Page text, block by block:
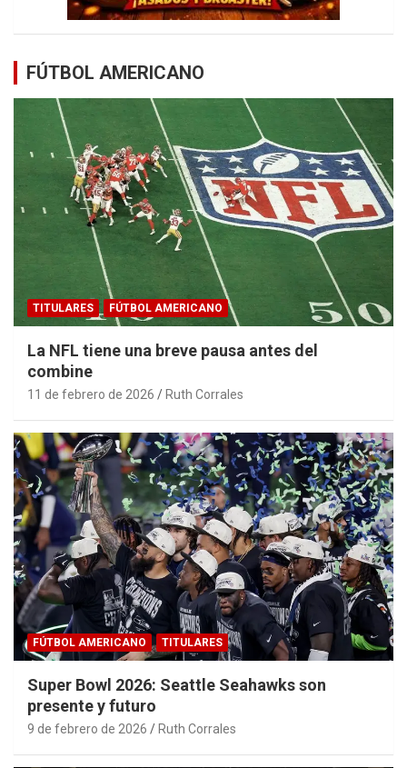
FÚTBOL AMERICANO
TITULARES FÚTBOL AMERICANO
La NFL tiene una breve pausa antes del
combine
11 de febrero de 2026 Ruth Corrales
FÚTBOL AMERICANO TITULARES
Super Bowl 2026: Seattle Seahawks son
presente y futuro
9 de febrero de 2026 Ruth Corrales